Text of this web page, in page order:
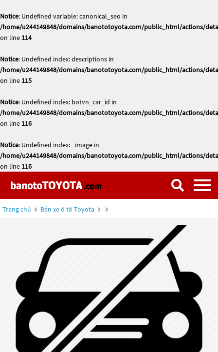
Notice: Undefined variable: canonical_seo in
/home/u244149848/domains/banototoyota.com/public_html/actions/
on line 114
Notice: Undefined index: descriptions in
/home/u244149848/domains/banototoyota.com/public_html/actions/
on line 115
Notice: Undefined index: botvn_car_id in
/home/u244149848/domains/banototoyota.com/public_html/actions/
on line 116
Notice: Undefined index: _image in
/home/u244149848/domains/banototoyota.com/public_html/actions/
on line 116
Trang chủ Bán xe ô tô Toyota